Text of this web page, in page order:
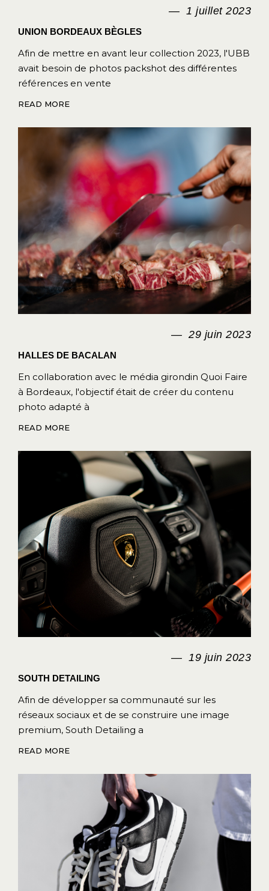
1 juillet 2023
UNION BORDEAUX BÈGLES
Afin de mettre en avant leur collection 2023, l'UBB
avait besoin de photos packshot des différentes
références en vente
READ MORE
29 juin 2023
HALLES DE BACALAN
En collaboration avec le média girondin Quoi Faire
à Bordeaux, l'objectif était de créer du contenu
photo adapté à
READ MORE
19 juin 2023
SOUTH DETAILING
Afin de développer sa communauté sur les
réseaux sociaux et de se construire une image
premium, South Detailing a
READ MORE